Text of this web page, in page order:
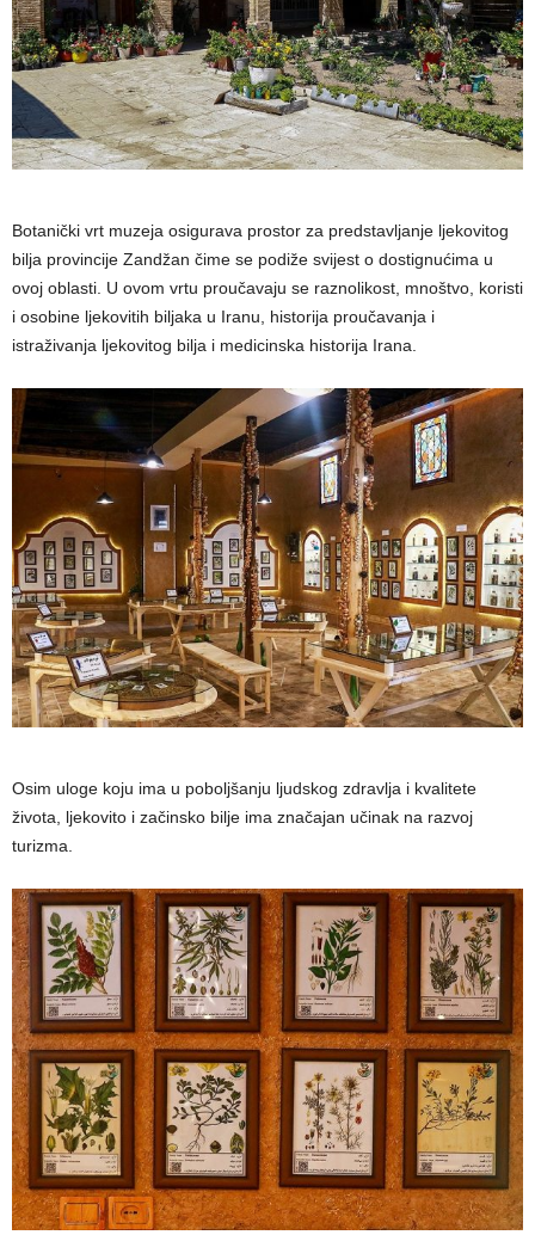
Botanički vrt muzeja osigurava prostor za predstavljanje ljekovitog
bilja provincije Zandžan čime se podiže svijest o dostignućima u
ovoj oblasti. U ovom vrtu proučavaju se raznolikost, mnoštvo, koristi
i osobine ljekovitih biljaka u Iranu, historija proučavanja i
istraživanja ljekovitog bilja i medicinska historija Irana.
Osim uloge koju ima u poboljšanju ljudskog zdravlja i kvalitete
života, ljekovito i začinsko bilje ima značajan učinak na razvoj
turizma.